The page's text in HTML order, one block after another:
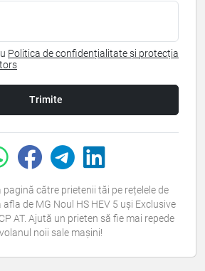
Politica de confidențialitate și protecția
Trimite
către prietenii tăi pe rețelele de
de MG Noul HS HEV 5 uși Exclusive
AT. Ajută un prieten să fie mai repede
noii sale mașini!